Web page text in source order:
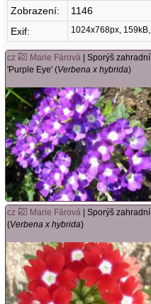
Zobrazení:
1146
Exif:
1024x768px, 159kB,
cz Marie Fárová | Sporýš zahradní
'Purple Eye' (Verbena x hybrida)
cz Marie Fárová | Sporýš zahradní
(Verbena x hybrida)